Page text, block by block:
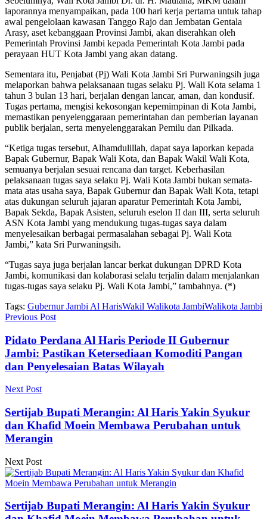
laporannya menyampaikan, pada 100 hari kerja pertama untuk tahap
awal pengelolaan kawasan Tanggo Rajo dan Jembatan Gentala
Arasy, aset kebanggaan Provinsi Jambi, akan diserahkan oleh
Pemerintah Provinsi Jambi kepada Pemerintah Kota Jambi pada
perayaan HUT Kota Jambi yang akan datang.
Sementara itu, Penjabat (Pj) Wali Kota Jambi Sri Purwaningsih juga
melaporkan bahwa pelaksanaan tugas selaku Pj. Wali Kota selama 1
tahun 3 bulan 13 hari, berjalan dengan lancar, aman, dan kondusif.
Tugas pertama, mengisi kekosongan kepemimpinan di Kota Jambi,
memastikan penyelenggaraan pemerintahan dan pemberian layanan
publik berjalan, serta menyelenggarakan Pemilu dan Pilkada.
“Ketiga tugas tersebut, Alhamdulillah, dapat saya laporkan kepada
Bapak Gubernur, Bapak Wali Kota, dan Bapak Wakil Wali Kota,
semuanya berjalan sesuai rencana dan target. Keberhasilan
pelaksanaan tugas saya selaku Pj. Wali Kota Jambi bukan semata-
mata atas usaha saya, Bapak Gubernur dan Bapak Wali Kota, tetapi
atas dukungan seluruh jajaran aparatur Pemerintah Kota Jambi,
Bapak Sekda, Bapak Asisten, seluruh eselon II dan III, serta seluruh
ASN Kota Jambi yang mendukung tugas-tugas saya dalam
menyelesaikan berbagai permasalahan sebagai Pj. Wali Kota
Jambi,” kata Sri Purwaningsih.
“Tugas saya juga berjalan lancar berkat dukungan DPRD Kota
Jambi, komunikasi dan kolaborasi selalu terjalin dalam menjalankan
tugas-tugas saya selaku Pj. Wali Kota Jambi,” tambahnya. (*)
Tags: Gubernur Jambi Al HarisWakil Walikota JambiWalikota Jambi
Previous Post
Pidato Perdana Al Haris Periode II Gubernur
Jambi: Pastikan Ketersediaan Komoditi Pangan
dan Penyelesaian Batas Wilayah
Next Post
Sertijab Bupati Merangin: Al Haris Yakin Syukur
dan Khafid Moein Membawa Perubahan untuk
Merangin
Next Post
Sertijab Bupati Merangin: Al Haris Yakin Syukur